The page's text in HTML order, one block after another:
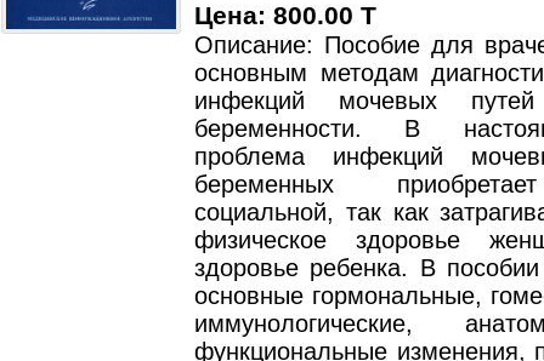
Цена: 800.00 T
Описание: Пособие для
основным методам
инфекций мочевых
беременности. В
проблема инфекций
беременных
социальной, так как
физическое здоровье
здоровье ребенка. В
основные гормональные,
иммунологические,
функциональные изменения,